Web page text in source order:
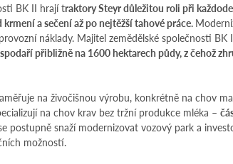
BK II hrají traktory Steyr důležitou roli při
a sečení až po nejtěžší tahové práce.
náklady. Majitel zemědělské společnosti BK
přibližně na 1600 hektarech půdy, z čehož
na živočišnou výrobu, konkrétně na chov
na chov krav bez tržní produkce mléka –
postupně snaží modernizovat vozový park a
možností.